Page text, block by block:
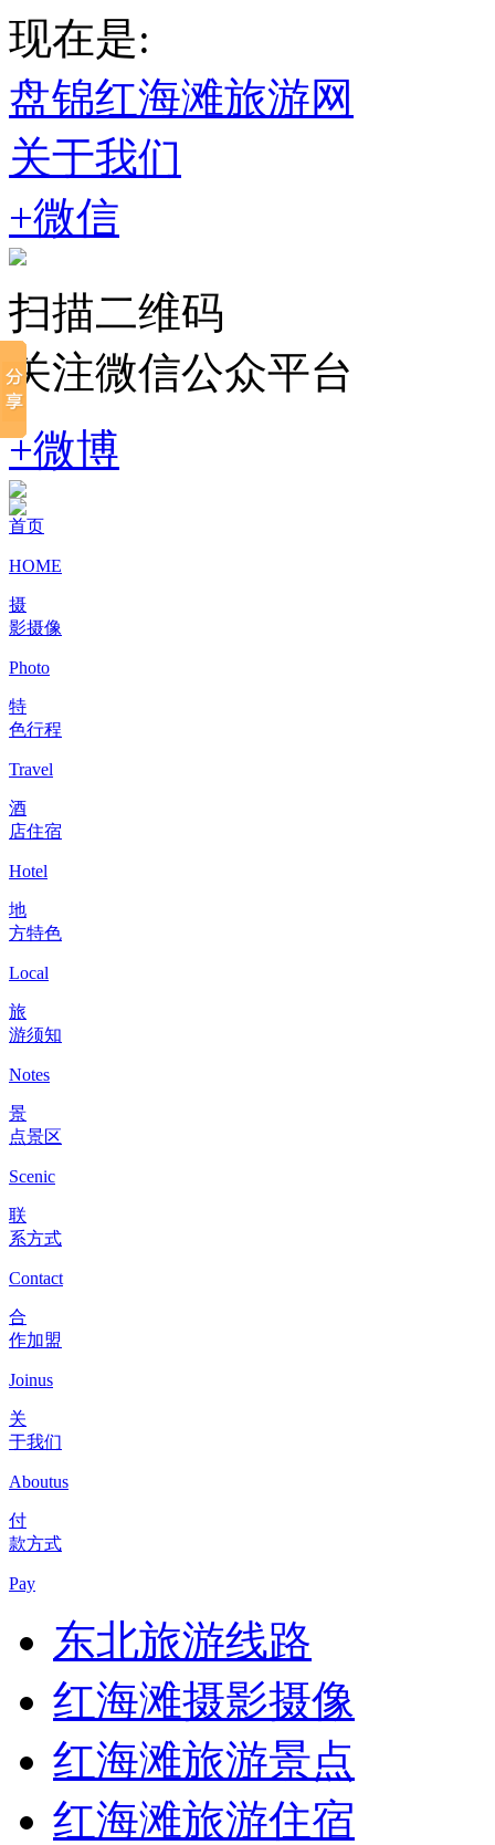
现在是:
盘锦红海滩旅游网
关于我们
+微信
扫描二维码
关注微信公众平台
+微博
首页
HOME
摄
影摄像
Photo
特
色行程
Travel
酒
店住宿
Hotel
地
方特色
Local
旅
游须知
Notes
景
点景区
Scenic
联
系方式
Contact
合
作加盟
Joinus
关
于我们
Aboutus
付
款方式
Pay
东北旅游线路
红海滩摄影摄像
红海滩旅游景点
红海滩旅游住宿